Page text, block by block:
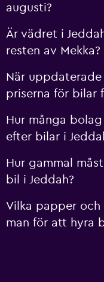
augusti?
Är vädret i
resten av Mekka?
När
priserna för bilar
Hur många
efter bilar i
Hur gammal
bil i Jeddah?
Vilka papper och
man för att hyra